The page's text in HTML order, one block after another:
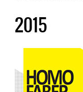
2015